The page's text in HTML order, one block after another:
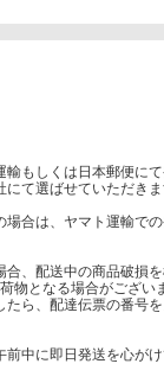
輸もしくは日本郵便に
て選ばせていただきま
合は、ヤマト運輸で
合、配送中の商品破損
物となる場合がござい
たら、配達伝票の番号
前中に即日発送を心がけ